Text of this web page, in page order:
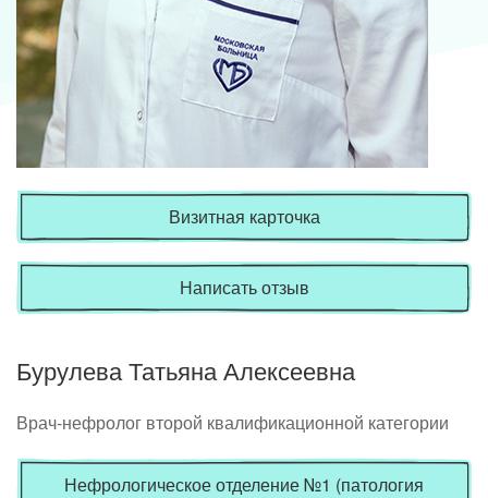
Визитная карточка
Написать отзыв
Бурулева Татьяна Алексеевна
Врач-нефролог второй квалификационной категории
Нефрологическое отделение №1 (патология